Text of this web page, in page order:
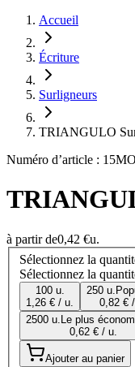
Accueil
Écriture
Surligneurs
TRIANGULO
Numéro d’article :
à partir de0,42 €u.
Sélectionnez la
Sélectionnez la
100 u.
1,26 € / u.
250 u.
0,82 €
2500 u. Le plus
0,62 € / u.
Ajouter au panier